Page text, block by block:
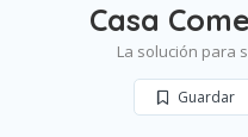
Casa
La solución para
Guardar